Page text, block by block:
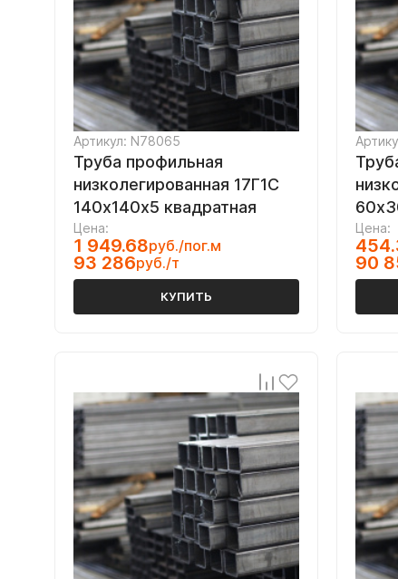
Артикул: N78065
Труба профильная
низколегированная 17Г1С
140х140х5 квадратная
Цена:
1 949.68руб./пог.м
93 286руб./т
КУПИТЬ
Цена:
90